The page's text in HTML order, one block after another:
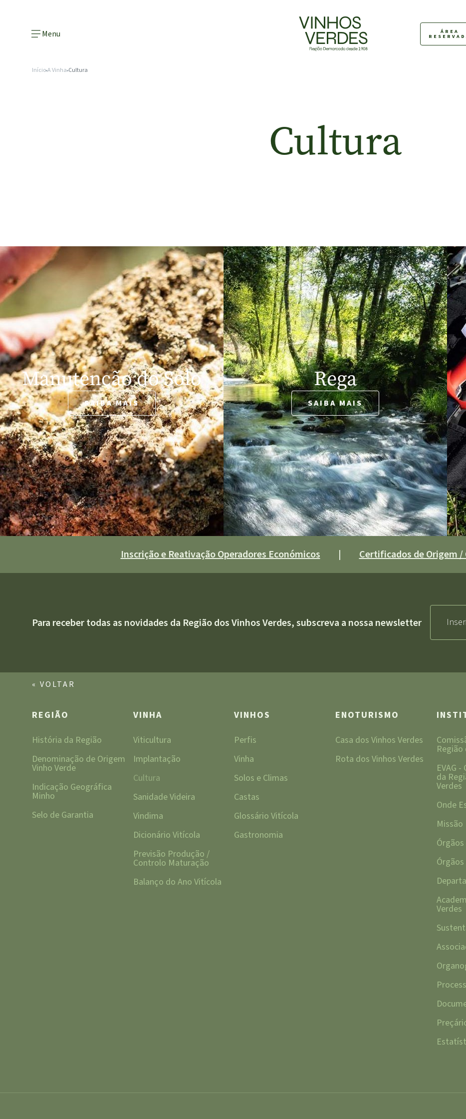
Menu ÁREA
InícioA Vinha Cultura
Cultura
Manutenção do Solo
SAIBA MAIS
Rega
SAIBA MAIS
Inscrição e Reativação Operadores Económicos | Certificados de Origem
Para receber todas as novidades da Região dos Vinhos Verdes, subscreva a nossa newsletter
« VOLTAR
REGIÃO
História da Região
Denominação de Origem
Vinho Verde
Indicação Geográfica
Minho
Selo de Garantia
VINHA
Viticultura
Implantação
Cultura
Sanidade Videira
Vindima
Dicionário Vitícola
Previsão Produção /
Controlo Maturação
Balanço do Ano Vitícola
VINHOS
Perfis
Vinha
Solos e Climas
Castas
Glossário Vitícola
Gastronomia
ENOTURISMO
Casa dos Vinhos Verdes
Rota dos Vinhos Verdes
Região
EVAG
da
Verdes
Onde
Missão
Verdes